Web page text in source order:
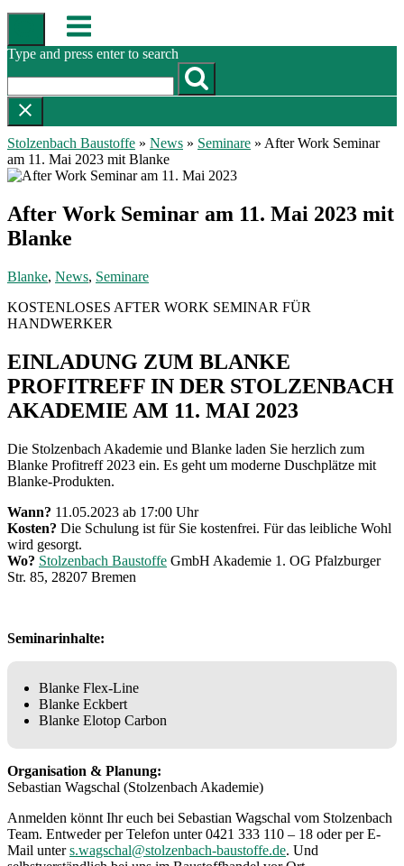
Skip
content
Menu
Type and press enter to search
Stolzenbach Baustoffe » News » Seminare » After Work Seminar
am 11. Mai 2023 mit Blanke
After Work Seminar am 11. Mai 2023 mit
Blanke
Blanke, News, Seminare
KOSTENLOSES AFTER WORK SEMINAR FÜR
HANDWERKER
EINLADUNG ZUM BLANKE
PROFITREFF IN DER STOLZENBACH
AKADEMIE AM 11. MAI 2023
Die Stolzenbach Akademie und Blanke laden Sie herzlich zum
Blanke Profitreff 2023 ein. Es geht um moderne Duschplätze mit
Blanke-Produkten.
Wann? 11.05.2023 ab 17:00 Uhr
Kosten? Die Schulung ist für Sie kostenfrei. Für das leibliche Wohl
wird gesorgt.
Wo? Stolzenbach Baustoffe GmbH Akademie 1. OG Pfalzburger
Str. 85, 28207 Bremen
Seminarinhalte:
Blanke Flex-Line
Blanke Eckbert
Blanke Elotop Carbon
Organisation & Planung:
Sebastian Wagschal (Stolzenbach Akademie)
Anmelden könnt Ihr euch bei Sebastian Wagschal vom Stolzenbach
Team. Entweder per Telefon unter 0421 333 110 – 18 oder per E-
Mail unters.wagschal@stolzenbach-baustoffe.de. Und